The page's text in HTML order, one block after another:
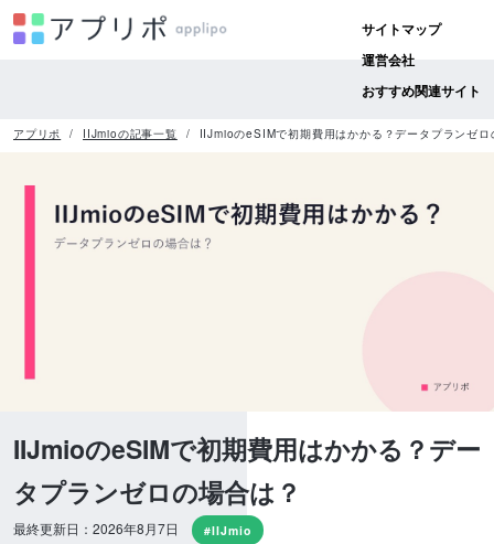
サイトマップ
運営会社
おすすめ関連サイト
アプリポ IIJmioの記事一覧 IIJmioのeSIMで初期費用はかかる？データプランゼロ
IIJmioのeSIMで初期費用はかかる？デー
タプランゼロの場合は？
最終更新日：2026年8月7日 #IIJmio